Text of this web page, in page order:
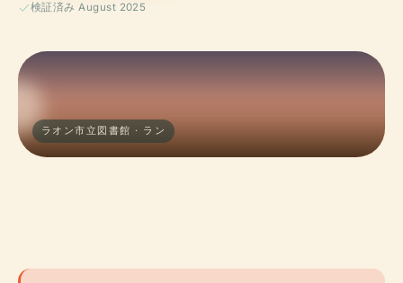
検証済み August 2025
ラオン市立図書館 · ラン